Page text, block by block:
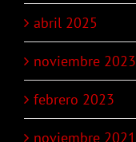
abril 2025
noviembre 2023
febrero 2023
noviembre 2021